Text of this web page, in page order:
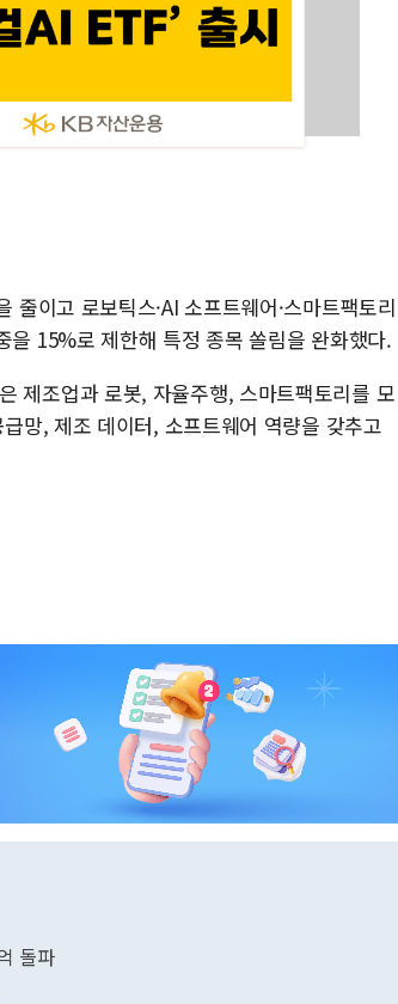
이고 로보틱스·AI 소프트웨어·스마트팩토리
15%로 제한해 특정 종목 쏠림을 완화했다.
제조업과 로봇, 자율주행, 스마트팩토리를 모
망, 제조 데이터, 소프트웨어 역량을 갖추고
돌파